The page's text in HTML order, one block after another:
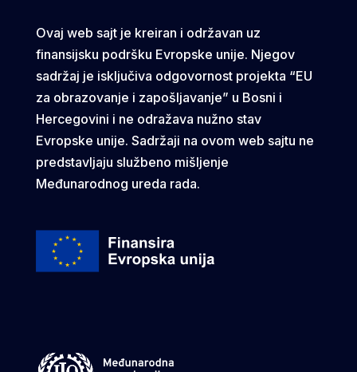
Ovaj web sajt je kreiran i održavan uz
finansijsku podršku Evropske unije. Njegov
sadržaj je isključiva odgovornost projekta “EU
za obrazovanje i zapošljavanje” u Bosni i
Hercegovini i ne odražava nužno stav
Evropske unije. Sadržaji na ovom web sajtu ne
predstavljaju službeno mišljenje
Međunarodnog ureda rada.